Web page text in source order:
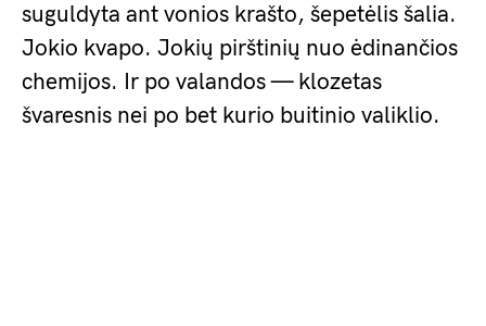
suguldyta ant vonios krašto, šepetėlis šalia.
Jokio kvapo. Jokių pirštinių nuo ėdinančios
chemijos. Ir po valandos — klozetas
švaresnis nei po bet kurio buitinio valiklio.